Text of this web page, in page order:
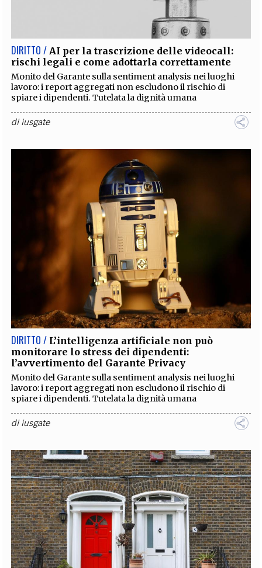
PROCEEDINGS PUBBLICITÀ
SOCIAL MEDIA
DIRITTO / AI per la trascrizione delle videocall:
rischi legali e come adottarla correttamente
Monito del Garante sulla sentiment analysis nei luoghi
lavoro: i report aggregati non escludono il rischio di
spiare i dipendenti. Tutelata la dignità umana
diiusgate
DIRITTO / L’intelligenza artificiale non può
monitorare lo stress dei dipendenti:
l’avvertimento del Garante Privacy
Monito del Garante sulla sentiment analysis nei luoghi
lavoro: i report aggregati non escludono il rischio di
spiare i dipendenti. Tutelata la dignità umana
di iusgate